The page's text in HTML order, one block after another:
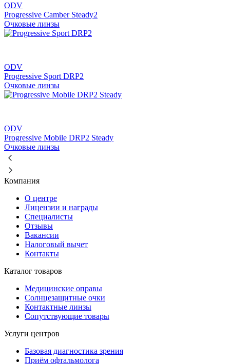
ODV
Progressive Camber Steady2
Очковые линзы
ODV
Progressive Sport DRP2
Очковые линзы
ODV
Progressive Mobile DRP2 Steady
Очковые линзы
Компания
О центре
Лицензии и награды
Специалисты
Отзывы
Вакансии
Налоговый вычет
Контакты
Каталог товаров
Медицинские оправы
Солнцезащитные очки
Контактные линзы
Сопутствующие товары
Услуги центров
Базовая диагностика зрения
Приём офтальмолога